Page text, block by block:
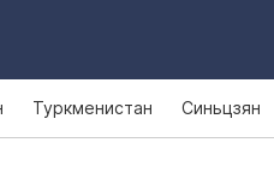
Туркменистан Синьцзян